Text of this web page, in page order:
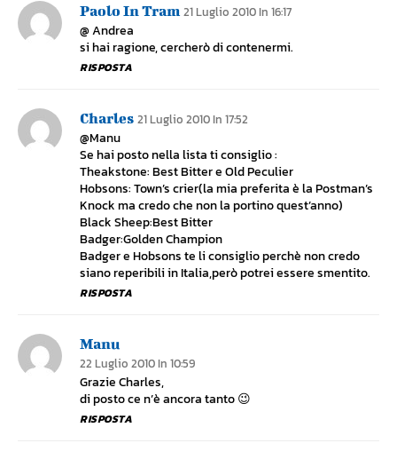
Paolo In Tram 21 Luglio 2010 In 16:17
@ Andrea
si hai ragione, cercherò di contenermi.
RISPOSTA
Charles 21 Luglio 2010 In 17:52
@Manu
Se hai posto nella lista ti consiglio :
Theakstone: Best Bitter e Old Peculier
Hobsons: Town’s crier(la mia preferita è la Postman’s
Knock ma credo che non la portino quest’anno)
Black Sheep:Best Bitter
Badger:Golden Champion
Badger e Hobsons te li consiglio perchè non credo
siano reperibili in Italia,però potrei essere smentito.
RISPOSTA
Manu
22 Luglio 2010 In 10:59
Grazie Charles,
di posto ce n’è ancora tanto 😉
RISPOSTA